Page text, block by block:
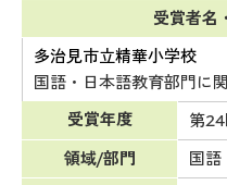
受賞者名
多治見市立精華小学校
国語・日本語教育部門に
受賞年度
第24
領域/部門
国